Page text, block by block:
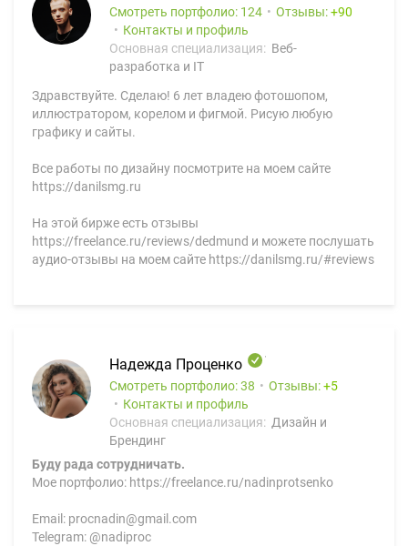
Смотреть портфолио: 124 Отзывы:
90
Контакты и профиль
Основная специализация: Веб-
разработка и IT
Здравствуйте. Сделаю! 6 лет владею фотошопом,
иллюстратором, корелом и фигмой. Рисую любую
графику и сайты.
Все работы по дизайну посмотрите на моем сайте
https://danilsmg.ru
На этой бирже есть отзывы
https://freelance.ru/reviews/dedmund и можете послушать
аудио-отзывы на моем сайте https://danilsmg.ru/#reviews
Надежда Проценко
Смотреть портфолио: 38 Отзывы:
5
Контакты и профиль
Основная специализация: Дизайн и
Брендинг
Буду рада сотрудничать.
Мое портфолио: https://freelance.ru/nadinprotsenko
Email: procnadin@gmail.com
Telegram: @nadiproc